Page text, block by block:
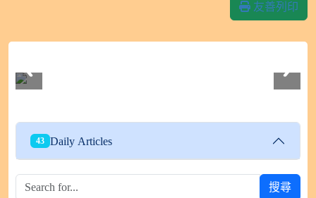
友善列印
43 Daily Articles
搜尋